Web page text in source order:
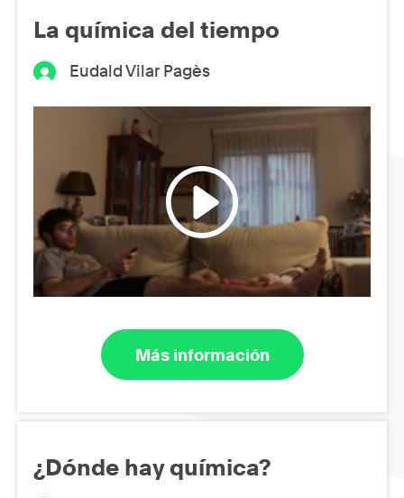
La química del tiempo
Eudald Vilar Pagès
Más información
¿Dónde hay química?